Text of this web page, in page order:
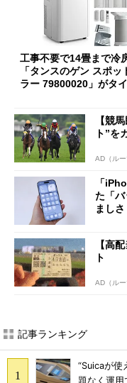
工事不要で14畳まで冷
「タンスのゲン スポッ
ラー 79800020」がタ
【競
ト”を
AD（ルー
「
た「
ましさ
【高
ト
AD（ルー
記事ランキング
“Suicaが
題なく運用